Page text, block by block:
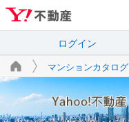
ログイン
マンションカタログ